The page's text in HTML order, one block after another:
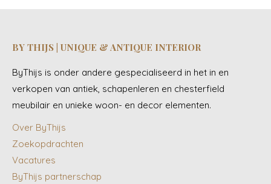
BY THIJS | UNIQUE & ANTIQUE INTERIOR
ByThijs is onder andere gespecialiseerd in het in en
verkopen van antiek, schapenleren en chesterfield
meubilair en unieke woon- en decor elementen.
Over ByThijs
Zoekopdrachten
Vacatures
ByThijs partnerschap